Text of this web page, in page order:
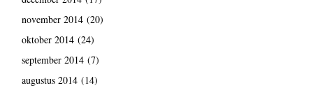
november 2014(20)
oktober 2014(24)
september 2014(7)
augustus 2014(14)